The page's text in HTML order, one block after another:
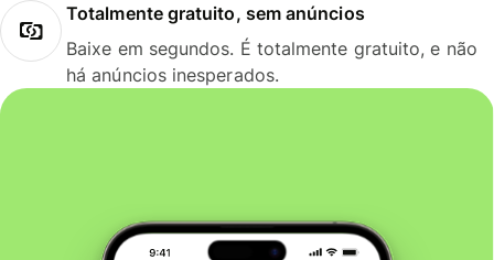
Totalmente gratuito, sem anúncios
Baixe em segundos. É totalmente gratuito, e não
há anúncios inesperados.